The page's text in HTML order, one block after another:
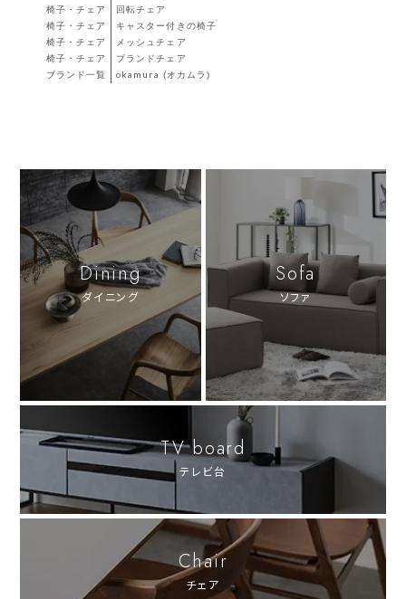
椅子・チェア
回転チェア
椅子・チェア
キャスター付きの椅子
椅子・チェア
メッシュチェア
椅子・チェア
ブランドチェア
ブランド一覧
okamura (オカムラ)
Dining
ダイニング
Sofa
ソファ
TV board
テレビ台
Chair
チェア